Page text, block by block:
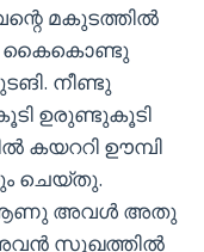
മകുടത്തിൽ
കൈകൊണ്ടു
നീണ്ടു
ഉരുണ്ടുകൂടി
കയററി ഊമ്പി
ചെയ്തു.
ആണു അവൾ അതു
സുഖത്തിൽ